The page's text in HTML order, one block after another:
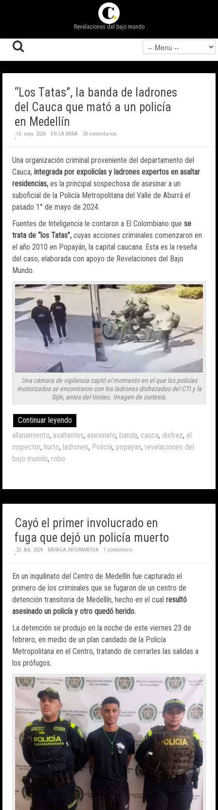
Revelaciones del bajo mundo
“Los Tatas”, la banda de ladrones
del Cauca que mató a un policía
en Medellín
;10. may. 2024 EN LA MIRA 30 comentarios
Una organización criminal proveniente del departamento del
Cauca, integrada por expolicías y ladrones expertos en asaltar
residencias, es la principal sospechosa de asesinar a un
suboficial de la Policía Metropolitana del Valle de Aburrá el
pasado 1° de mayo de 2024.
Fuentes de Inteligencia le contaron a El Colombiano que se
trata de “los Tatas”, cuyas acciones criminales comenzaron en
el año 2010 en Popayán, la capital caucana. Esta es la reseña
del caso, elaborada con apoyo de Revelaciones del Bajo
Mundo.
Una cámara de vigilancia captó el momento en el que los policías
motorizados se encontraron con los ladrones disfrazados del CTI y la
Sijín, antes del tiroteo. Imagen de cortesía.
Continuar leyendo
allanamiento, asaltantes, asesinato, banda, cauca, disfraz, el
inspector, hurto, ladrones, Policía, popayan, revelaciones del
bajo mundo, robo
Cayó el primer involucrado en
fuga que dejó un policía muerto
;25. feb. 2024 RÁFAGA INFORMATIVA 1 comentario
En un inquilinato del Centro de Medellín fue capturado el
primero de los criminales que se fugaron de un centro de
detención transitoria de Medellín, hecho en el cual resultó
asesinado un policía y otro quedó herido.
La detención se produjo en la noche de este viernes 23 de
febrero, en medio de un plan candado de la Policía
Metropolitana en el Centro, tratando de cerrarles las salidas a
los prófugos.